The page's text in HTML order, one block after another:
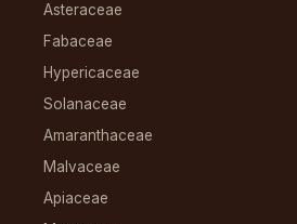
Asteraceae
Fabaceae
Hypericaceae
Solanaceae
Amaranthaceae
Malvaceae
Apiaceae